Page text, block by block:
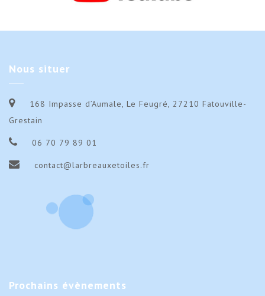
Nous situer
168 Impasse d’Aumale, Le Feugré, 27210 Fatouville-
Grestain
06 70 79 89 01
contact@larbreauxetoiles.fr
Prochains évènements